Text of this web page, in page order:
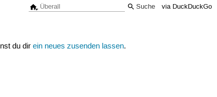
via DuckDuckGo
du direin neues zusenden lassen.